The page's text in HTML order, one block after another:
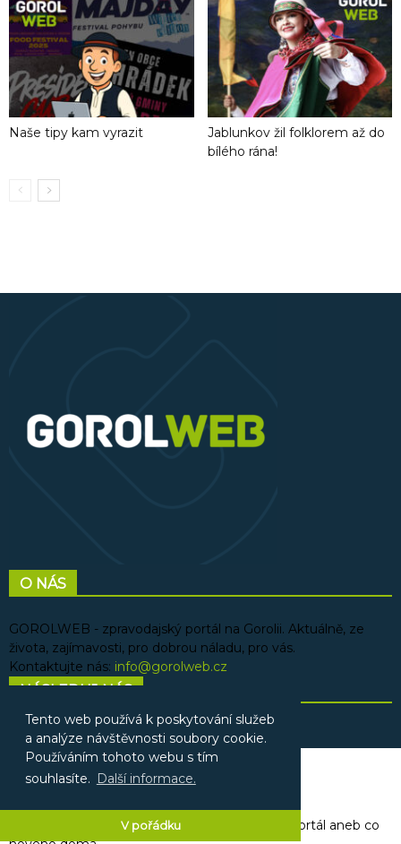
Naše tipy kam vyrazit
Jablunkov žil folklorem až do
bílého rána!
O NÁS
GOROLWEB - zpravodajský portál na Gorolii. Aktuálně, ze
života, zajímavosti, pro dobrou náladu, pro vás.
Kontaktujte nás: info@gorolweb.cz
NÁSLEDUJ NÁS
Reklama
© 2025 GOROLWEB - Gorolský zpravodajský portál aneb co
Tento web používá k poskytování služeb
a analýze návštěvnosti soubory cookie.
Používáním tohoto webu s tím
souhlasíte. Další informace.
V pořádku